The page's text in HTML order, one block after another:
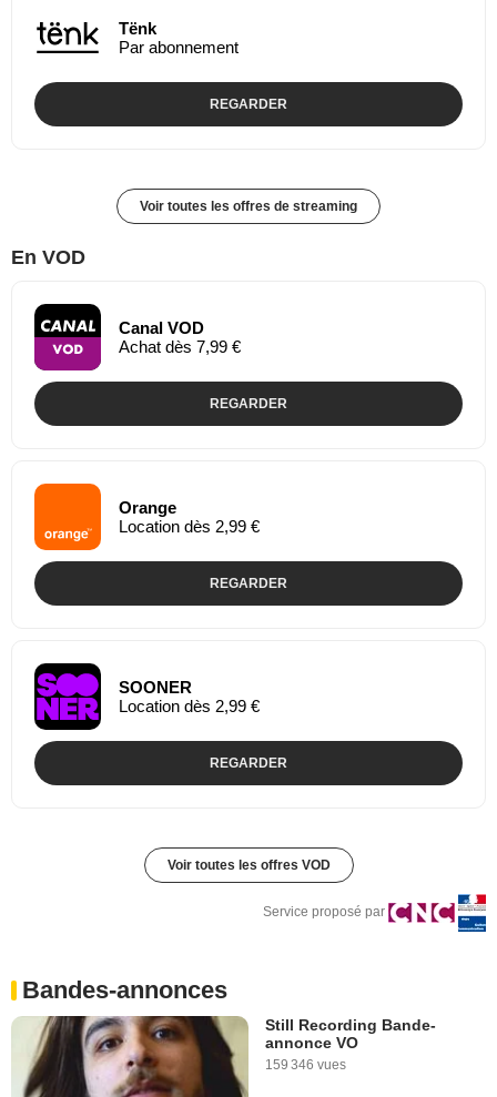
Tënk
Par abonnement
REGARDER
Voir toutes les offres de streaming
En VOD
Canal VOD
Achat dès 7,99 €
REGARDER
Orange
Location dès 2,99 €
REGARDER
SOONER
Location dès 2,99 €
REGARDER
Voir toutes les offres VOD
Service proposé par
Bandes-annonces
Still Recording Bande-
annonce VO
159 346 vues